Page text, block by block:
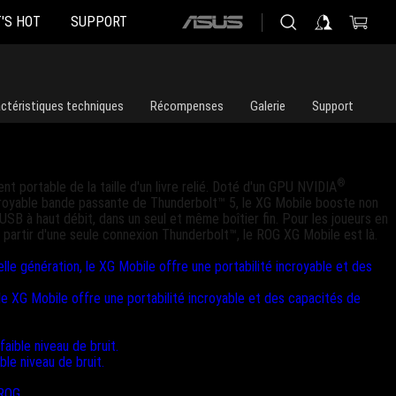
HOT SUPPORT
ASUS
techniques Récompenses Galerie Support
portable de la taille d'un livre relié. Doté d'un GPU NVIDIA®
bande passante de Thunderbolt™ 5, le XG Mobile booste non
à haut débit, dans un seul et même boîtier fin. Pour les joueurs en
d'une seule connexion Thunderbolt™, le ROG XG Mobile est là.
XG Mobile offre une portabilité incroyable et des capacités de
niveau de bruit.